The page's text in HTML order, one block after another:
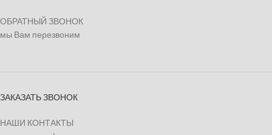
ОБРАТНЫЙ ЗВОНОК
мы Вам перезвоним
ЗАКАЗАТЬ ЗВОНОК
НАШИ КОНТАКТЫ